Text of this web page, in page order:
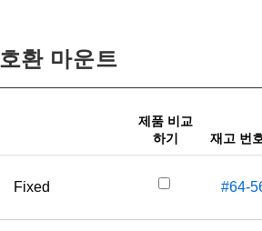
호환 마운트
제품 비교
하기
재고 번
Fixed #64-